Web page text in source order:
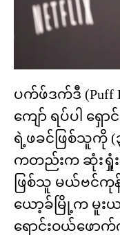
ပက်ဖ်ဒက်ဒီ (Puff
ကျော် ရပ်ပါ ရှော
ရဲ့ဖခင်ဖြစ်သူကို (
ကတည်းက ဆုံးရှုံး
ဖြစ်သူ မယ်ဗင်ကုန်
ယော့ခ်မြို့က မူးယ
ရောင်းဝယ်ဖော